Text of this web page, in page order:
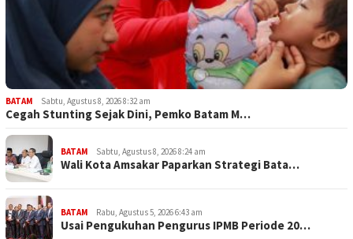
BATAM Sabtu, Agustus 8, 2026 8:32 am
Cegah Stunting Sejak Dini, Pemko Batam M…
BATAM Sabtu, Agustus 8, 2026 8:24 am
Wali Kota Amsakar Paparkan Strategi Bata…
BATAM Rabu, Agustus 5, 2026 6:43 am
Usai Pengukuhan Pengurus IPMB Periode 20…